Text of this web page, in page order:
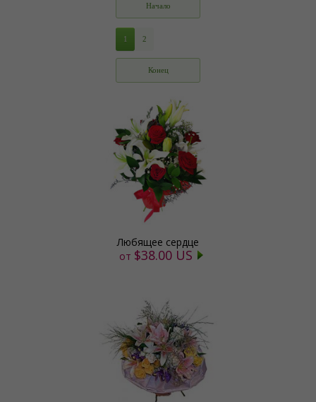
Начало
1 2
Конец
Любящее сердце
от $38.00 US